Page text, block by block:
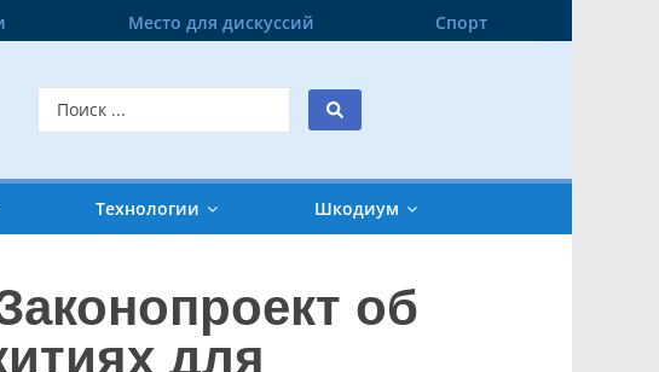
Место для дискуссий Спорт
Технологии Шкодиум
об
для